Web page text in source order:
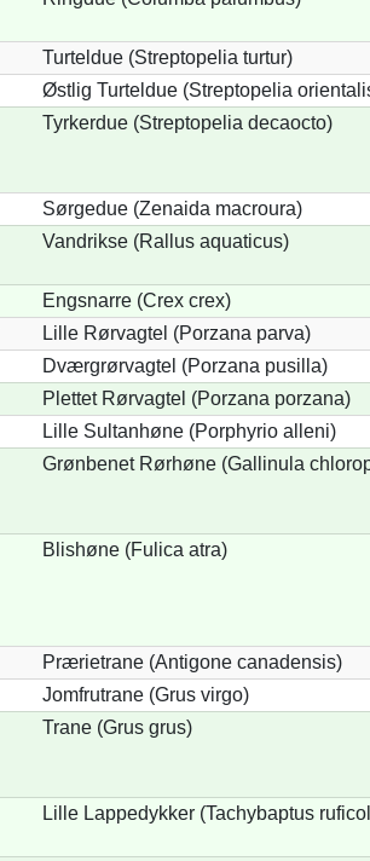
Turteldue (Streptopelia turtur)
Østlig Turteldue (Streptopelia
Tyrkerdue (Streptopelia decaocto)
Sørgedue (Zenaida macroura)
Vandrikse (Rallus aquaticus)
Engsnarre (Crex crex)
Lille Rørvagtel (Porzana parva)
Dværgrørvagtel (Porzana pusilla)
Plettet Rørvagtel (Porzana porzana)
Lille Sultanhøne (Porphyrio alleni)
Grønbenet Rørhøne (Gallinula
Blishøne (Fulica atra)
Prærietrane (Antigone canadensis)
Jomfrutrane (Grus virgo)
Trane (Grus grus)
Lille Lappedykker (Tachybaptus